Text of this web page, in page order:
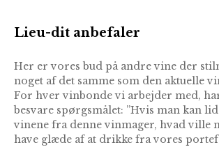
Lieu-dit anbefaler
Her er vores bud på andre vine der
noget af det samme som den aktuelle
For hver vinbonde vi arbejder med,
besvare spørgsmålet: ”Hvis man kan
vinene fra denne vinmager, hvad ville
have glæde af at drikke fra vores